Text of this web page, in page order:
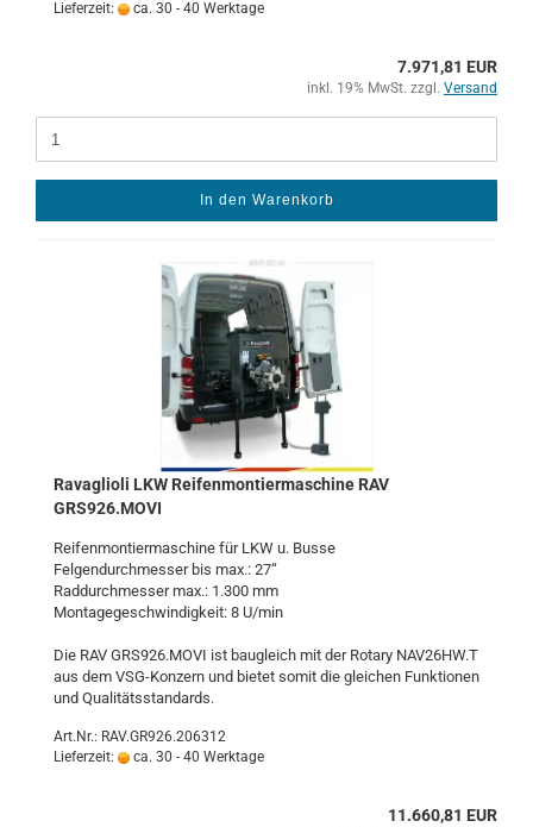
Lieferzeit:
ca. 30 - 40 Werktage
7.971,81 EUR
inkl. 19% MwSt. zzgl. Versand
In den Warenkorb
Ra­vaglio­li LKW Rei­fen­mon­tier­ma­schi­ne RAV
GRS926.MOVI
Rei­fen­mon­tier­ma­schi­ne für LKW u. Busse
Fel­gen­durch­mes­ser bis max.: 27“
Rad­durch­mes­ser max.: 1.300 mm
Mon­ta­ge­ge­schwin­dig­keit: 8 U/min
Die RAV GRS926.MOVI ist bau­gleich mit der Ro­ta­ry NAV26HW.T
aus dem VSG-​Konzern und bie­tet somit die glei­chen Funk­tio­nen
und Qua­li­täts­stan­dards.
Art.Nr.: RAV.GR926.206312
Lieferzeit:
ca. 30 - 40 Werktage
11.660,81 EUR